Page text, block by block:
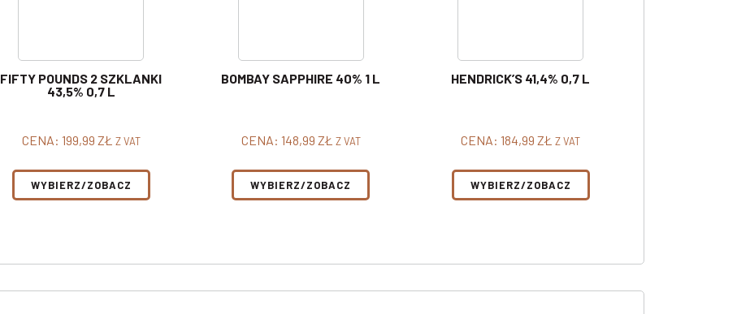
FIFTY POUNDS 2 SZKLANKI
43,5% 0,7 L
CENA: 199,99 ZŁ Z VAT
WYBIERZ/ZOBACZ
BOMBAY SAPPHIRE 40% 1 L
CENA: 148,99 ZŁ Z VAT
WYBIERZ/ZOBACZ
HENDRICK’S 41,4% 0,7 L
CENA:184,99ZŁ Z VAT
WYBIERZ/ZOBACZ